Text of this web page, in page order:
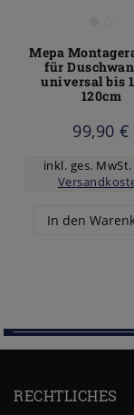
Mepa
für
universal bis
120cm
99,90 €
inkl. ges. MwSt.
In den
RECHTLICHES